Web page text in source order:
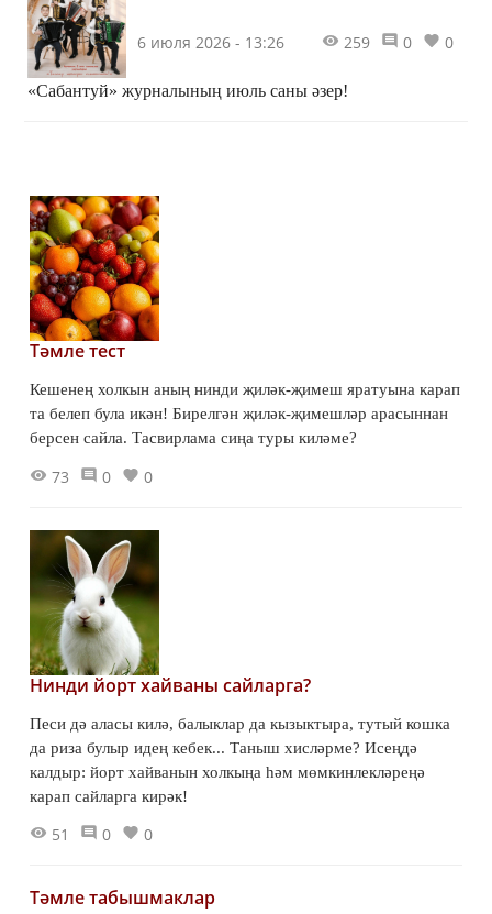
6 июля 2026 - 13:26 259 0 0
«Сабантуй» журналының июль саны әзер!
Тәмле тест
Кешенең холкын аның нинди җиләк-җимеш яратуына карап
та белеп була икән! Бирелгән җиләк-җимешләр арасыннан
берсен сайла. Тасвирлама сиңа туры киләме?
73 0 0
Нинди йорт хайваны сайларга?
Песи дә аласы килә, балыклар да кызыктыра, тутый кошка
да риза булыр идең кебек... Таныш хисләрме? Исеңдә
калдыр: йорт хайванын холкыңа һәм мөмкинлекләреңә
карап сайларга кирәк!
51 0 0
Тәмле табышмаклар